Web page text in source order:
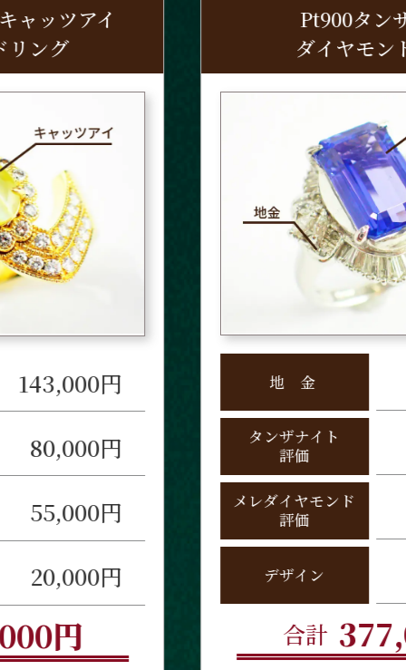
地金 85,000円
タンザナイト
評価
250,000円
メレダイヤモンド
評価
30,000円
デザイン
12,000円
377,000円